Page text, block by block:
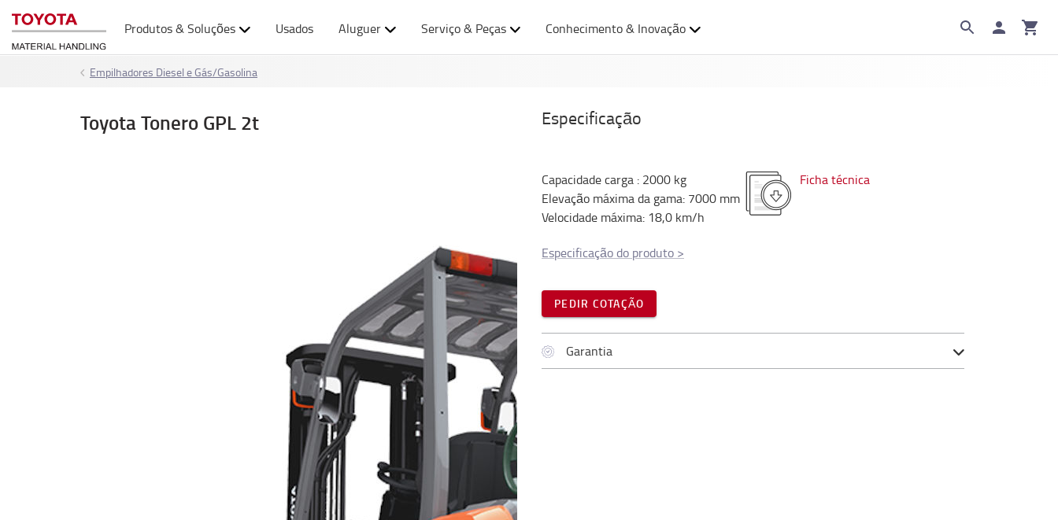
Produtos & Soluções Usados Aluguer Serviço & Peças Conhecimento & Inovação
Empilhadores Diesel e Gás/Gasolina
Toyota Tonero GPL 2t Especificação
Capacidade carga : 2000 kg
Elevação máxima da gama: 7000 mm
Velocidade máxima: 18,0 km/h
Ficha técnica
Especificação do produto >
PEDIR COTAÇÃO
Garantia